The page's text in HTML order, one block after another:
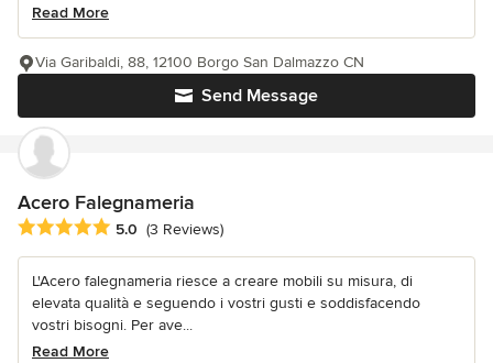
Read More
Send Message
Via Garibaldi, 88, 12100 Borgo San Dalmazzo CN
Acero Falegnameria
Average rating: 5 out of 5 stars
5.0 (3 Reviews)
L'Acero falegnameria riesce a creare mobili su misura, di
elevata qualità e seguendo i vostri gusti e soddisfacendo
vostri bisogni. Per ave...
Read More